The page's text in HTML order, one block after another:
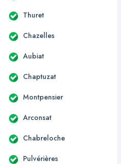
Thuret
Chazelles
Aubiat
Chaptuzat
Montpensier
Arconsat
Chabreloche
Pulvérières